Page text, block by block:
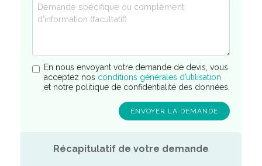
En nous envoyant votre demande de devis, vous
acceptez nos conditions générales d’utilisation
et notre politique de confidentialité des données.
Récapitulatif de votre demande